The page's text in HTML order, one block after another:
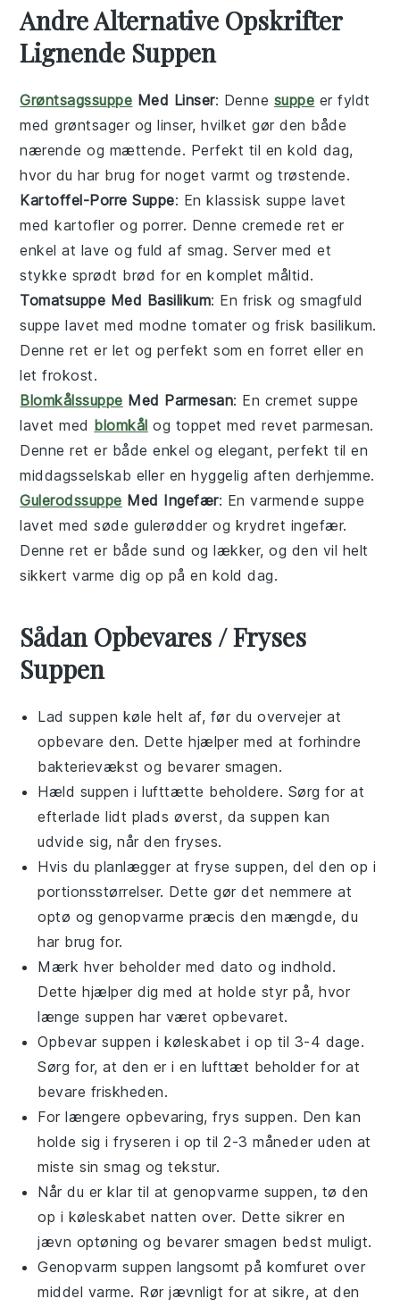
Andre Alternative Opskrifter
Lignende Suppen
Grøntsagssuppe Med Linser: Denne suppe er fyldt
medgrøntsager oglinser, hvilket gør den både
nærende og mættende. Perfekt til en kold dag,
hvor du har brug for noget varmt og trøstende.
Kartoffel-Porre Suppe: En klassisk suppe lavet
medkartofler og porrer. Denne cremede ret er
enkel at lave og fuld af smag. Server med et
stykke sprødt brød for en kompletmåltid.
Tomatsuppe Med Basilikum: En frisk og smagfuld
suppe lavet med modnetomater og frisk basilikum.
Denneret er let og perfekt som en forret eller en
let frokost.
Blomkålssuppe Med Parmesan: En cremetsuppe
lavet med blomkål og toppet med revetparmesan.
Denneret er både enkel og elegant, perfekt til en
middagsselskab eller en hyggelig aften derhjemme.
Gulerodssuppe Med Ingefær: En varmende suppe
lavet med søde gulerødder og krydret ingefær.
Denneret er både sund og lækker, og den vil helt
sikkert varme dig op på en kold dag.
Sådan Opbevares / Fryses
Suppen
Ladsuppen køle helt af, før du overvejer at
opbevare den. Dette hjælper med at forhindre
bakterievækst og bevarer smagen.
Hæld suppen i lufttætte beholdere. Sørg for at
efterlade lidt plads øverst, dasuppen kan
udvide sig, når den fryses.
Hvis du planlægger at frysesuppen, del den op i
portionsstørrelser. Dette gør det nemmere at
optø og genopvarme præcis den mængde, du
har brug for.
Mærk hver beholder med dato og indhold.
Dette hjælper dig med at holde styr på, hvor
længesuppen har været opbevaret.
Opbevarsuppen i køleskabet i op til 3-4 dage.
Sørg for, at den er i en lufttæt beholder for at
bevare friskheden.
For længere opbevaring, frys suppen. Den kan
holde sig i fryseren i op til 2-3 måneder uden at
miste sin smag og tekstur.
Når du er klar til at genopvarme suppen, tø den
op i køleskabet natten over. Dette sikrer en
jævn optøning og bevarer smagen bedst muligt.
Genopvarmsuppen langsomt på komfuret over
middel varme. Rør jævnligt for at sikre, at den